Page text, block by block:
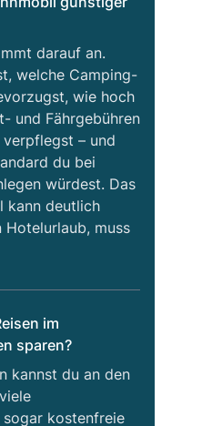
darauf an.
welche Camping-
wie hoch
und Fährgebühren
– und
du bei
würdest. Das
kann deutlich
muss
im
sparen?
kannst du an den
kostenfreie